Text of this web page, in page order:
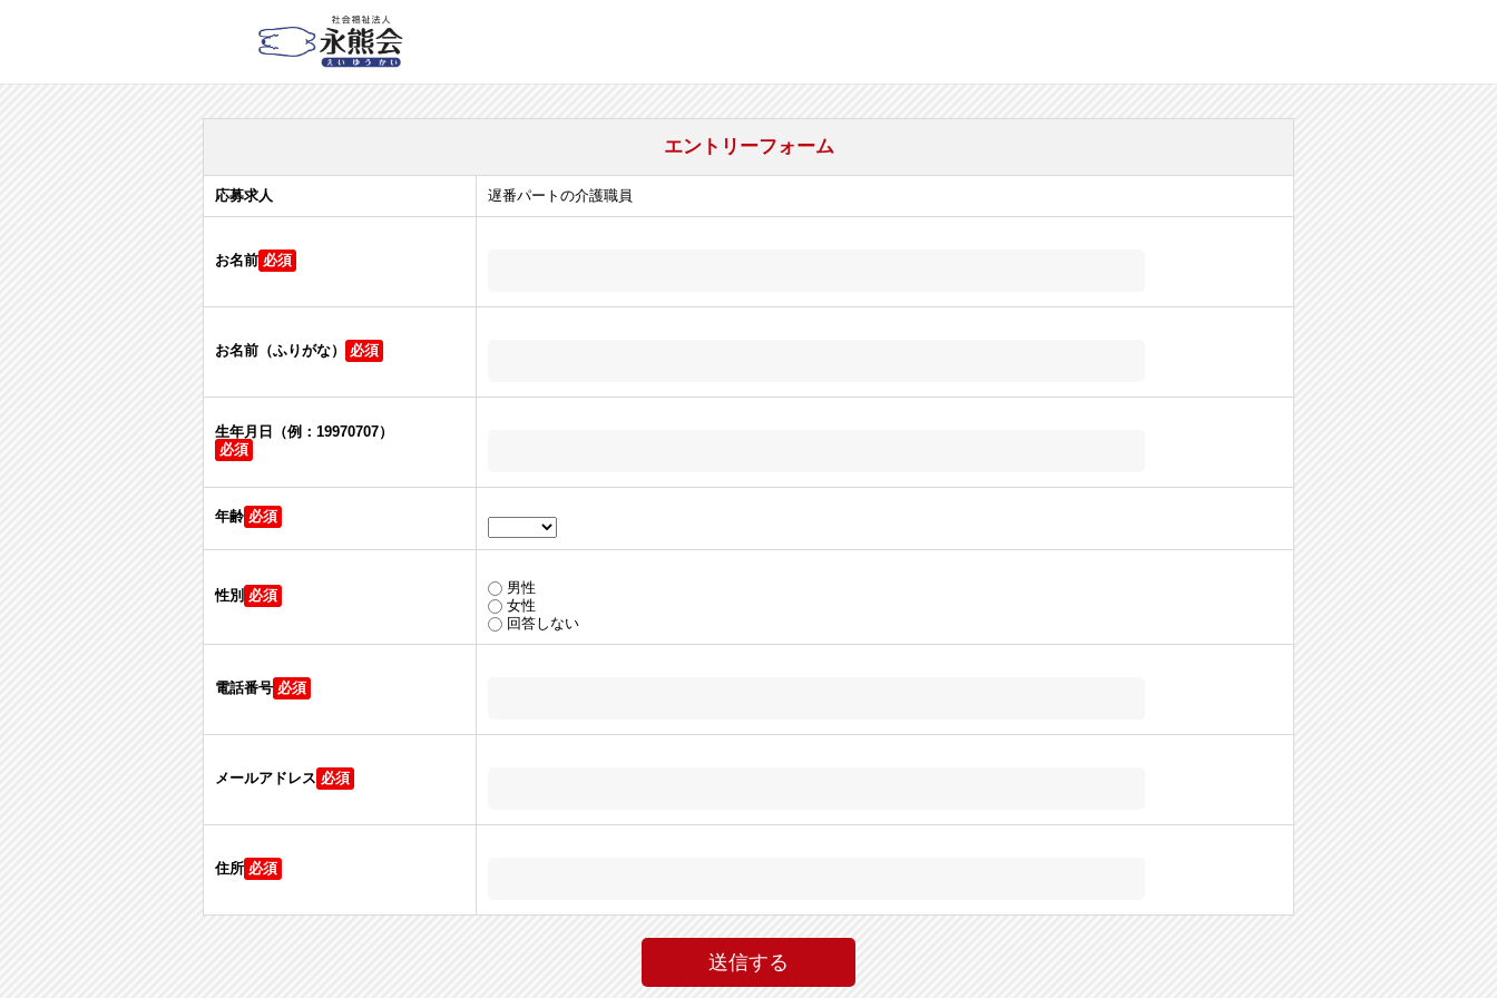
エントリーフォーム
応募求人 遅番パートの介護職員
お名前
お名前（ふりがな）
生年月日（例：19970707）
年齢
性別
男性
女性
回答しない
電話番号
メールアドレス
住所